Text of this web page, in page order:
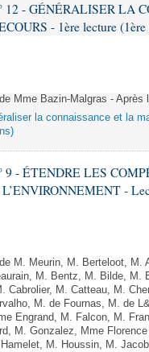
12 - GÉNÉRALISER LA
- 1ère lecture (1ère
Mme Bazin-Malgras - Après
la connaissance et la
9 - ÉTENDRE LES
-
M. Meurin, M. Berteloot,
M. Bentz, M. Bilde,
Cabrolier, M. Catteau, M.
M. de Fournas, M. de
Engrand, M. Falcon, M.
M. Gonzalez, Mme
M. Houssin, M.